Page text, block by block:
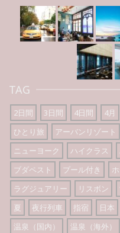
TAG
2日間 3日間 4日間 4月
ひとり旅
アーバンリゾート
ニューヨーク
ハイクラス
ブダペスト
プール付き
ラグジュアリー
リスボン
夏
夜行列車 指宿 日本
温泉（国内）
温泉（海外）